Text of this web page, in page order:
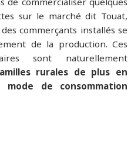
sur le marché dit Touat,
commerçants installés se
de la production. Ces
sont naturellement
rurales de plus en
mode de consommation